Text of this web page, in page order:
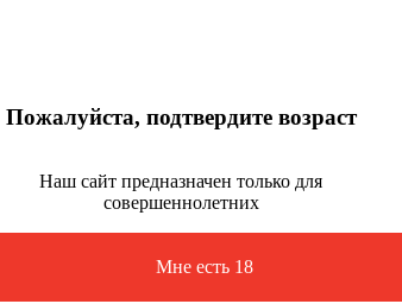
Пожалуйста, подтвердите возраст
Наш сайт предназначен только для
совершеннолетних
Мне есть 18